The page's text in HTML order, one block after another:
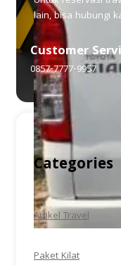
lain, bisa hubungi
Customer
0857-7777-9957
Categories
Artikel Travel
Paket Kilat